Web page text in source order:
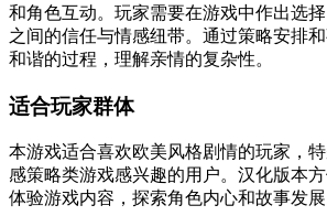
和角色互动。玩家需要在游戏中作出选
之间的信任与情感纽带。通过策略安排
和谐的过程，理解亲情的复杂性。
适合玩家群体
本游戏适合喜欢欧美风格剧情的玩家，
感策略类游戏感兴趣的用户。汉化版本
体验游戏内容，探索角色内心和故事发展